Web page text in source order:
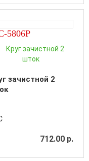
5806P
зачистной 2
712.00 р.